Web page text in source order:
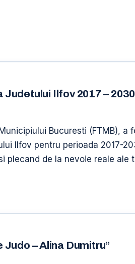
Ilfov 2017 – 2030
Bucuresti (FTMB),
Ilfov pentru perioada 2017-
de la nevoie reale ale
Judo – Alina Dumitru”